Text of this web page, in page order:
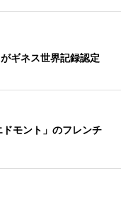
ギネス世界記録認定
ドモント」のフレンチ